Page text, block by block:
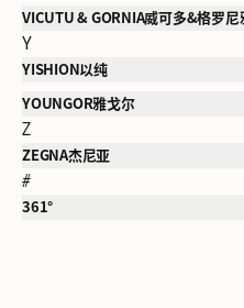
VICUTU & GORNIA威可多&格罗尼
Y
YISHION以纯
YOUNGOR雅戈尔
Z
ZEGNA杰尼亚
#
361°